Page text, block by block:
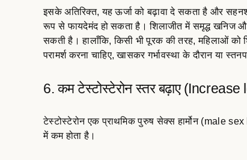
इसके अतिरिक्त, यह ऊर्जा को बढ़ावा दे सकता है और
रूप से फायदेमंद हो सकता है। शिलाजीत में समृद्ध खनिज
सकती है। हालाँकि, किसी भी पूरक की तरह, महिलाओं
परामर्श करना चाहिए, खासकर गर्भावस्था के दौरान या
6. कम टेस्टोस्टेरोन स्तर बढ़ाए
टेस्टोस्टेरोन एक प्राथमिक पुरुष सेक्स हार्मोन (male
में कम होता है।